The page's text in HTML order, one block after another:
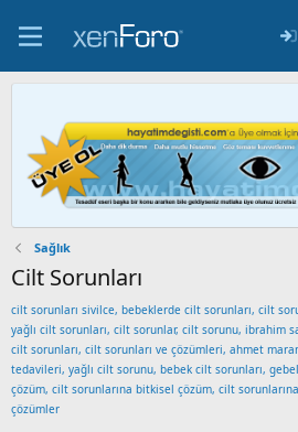
Sağlık
Cilt Sorunları
cilt sorunları sivilce, bebeklerde cilt sorunları, cilt
yağlı cilt sorunları, cilt sorunlar, cilt sorunu, ibrahim
cilt sorunları, cilt sorunları ve çözümleri, ahmet
tedavileri, yağlı cilt sorunu, bebek cilt sorunları,
çözüm, cilt sorunlarına bitkisel çözüm, cilt
çözümler